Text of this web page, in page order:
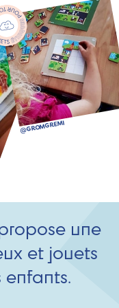
une
et jouets